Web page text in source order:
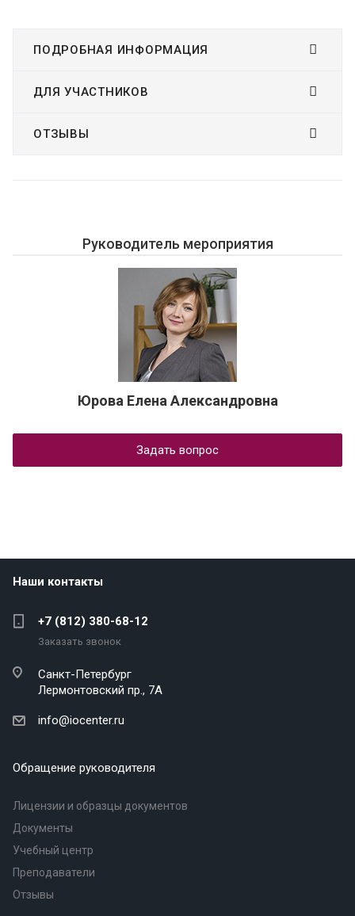
ПОДРОБНАЯ ИНФОРМАЦИЯ
ДЛЯ УЧАСТНИКОВ
ОТЗЫВЫ
Руководитель мероприятия
Юрова Елена Александровна
Задать вопрос
Наши контакты
+7 (812) 380-68-12
Заказать звонок
Санкт-Петербург
Лермонтовский пр., 7А
info@iocenter.ru
Обращение руководителя
Лицензии и образцы документов
Документы
Учебный центр
Преподаватели
Отзывы